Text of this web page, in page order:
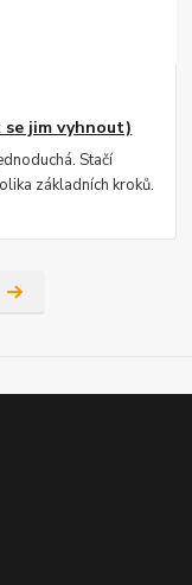
se jim vyhnout)
Stačí
základních kroků.